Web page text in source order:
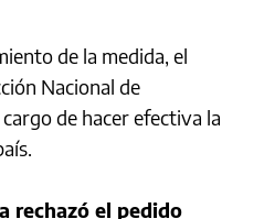
de la medida, el
Nacional de
de hacer efectiva la
rechazó el pedido